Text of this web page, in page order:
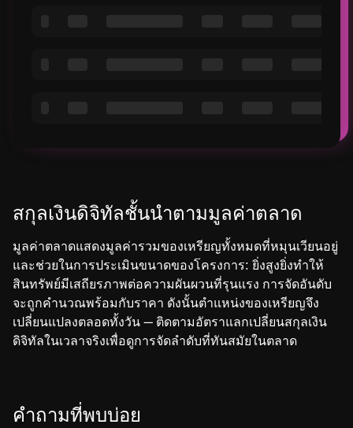
สกุลเงินดิจิทัลชั้นนำตามมูลค่าตลาด
มูลค่าตลาดแสดงมูลค่ารวมของเหรียญทั้งหมดที่หมุนเวียนอยู่
และช่วยในการประเมินขนาดของโครงการ: ยิ่งสูงยิ่งทำให้
สินทรัพย์มีเสถียรภาพต่อความผันผวนที่รุนแรง การจัดอันดับ
จะถูกคำนวณพร้อมกับราคา ดังนั้นตำแหน่งของเหรียญจึง
เปลี่ยนแปลงตลอดทั้งวัน — ติดตามอัตราแลกเปลี่ยนสกุลเงิน
ดิจิทัลในเวลาจริงเพื่อดูการจัดลำดับที่ทันสมัยในตลาด
คำถามที่พบบ่อย